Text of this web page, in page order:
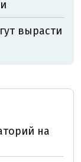
вырасти
на